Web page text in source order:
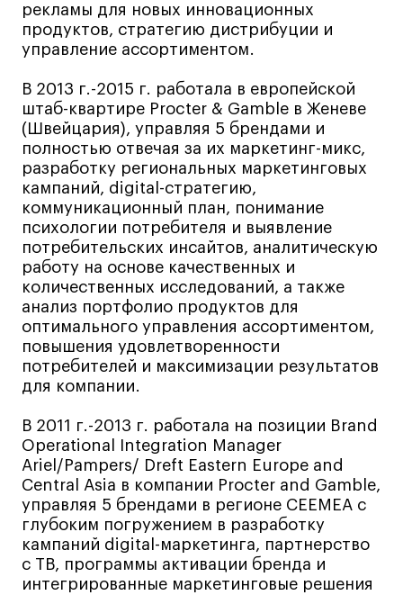
Все программы
Дизайн интерьера
Дизайн одежды
Стайлинг
Современная живопись
UX/UI-дизайн
Маркетинг
Все программы
Интенсивы
Мода
Маркетинг
Контент
Иллюстрация
Диджитал
Интерьер
Лайфстайл
Навыки предпринимателя и управленца
Онлайн
рекламы для новых инновационных
продуктов, стратегию дистрибуции и
управление ассортиментом.
В 2013 г.-2015 г. работала в европейской
штаб-квартире Procter & Gamble в Женеве
(Швейцария), управляя 5 брендами и
полностью отвечая за их маркетинг-микс,
разработку региональных маркетинговых
кампаний, digital-стратегию,
коммуникационный план, понимание
психологии потребителя и выявление
потребительских инсайтов, аналитическую
работу на основе качественных и
количественных исследований, а также
анализ портфолио продуктов для
оптимального управления ассортиментом,
повышения удовлетворенности
потребителей и максимизации результатов
для компании.
В 2011 г.-2013 г. работала на позиции Brand
Operational Integration Manager
Ariel/Pampers/ Dreft Eastern Europe and
Central Asia в компании Procter and Gamble,
управляя 5 брендами в регионе CEEMEA с
глубоким погружением в разработку
кампаний digital-маркетинга, партнерство
с ТВ, программы активации бренда и
интегрированные маркетинговые решения